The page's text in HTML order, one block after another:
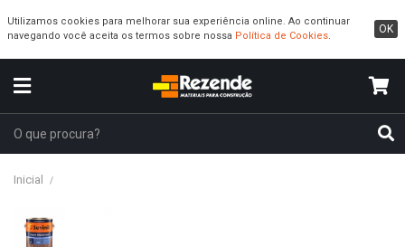
OK
Utilizamos cookies para melhorar sua experiência online. Ao continuar
navegando você aceita os termos sobre nossa Política de Cookies.
Inicial